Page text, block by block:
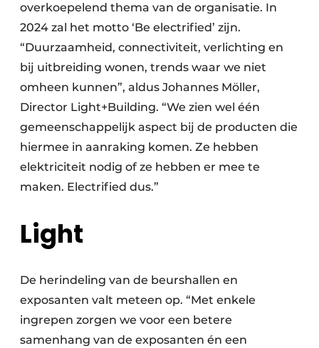
overkoepelend thema van de organisatie. In
2024 zal het motto ‘Be electrified’ zijn.
“Duurzaamheid, connectiviteit, verlichting en
bij uitbreiding wonen, trends waar we niet
omheen kunnen”, aldus Johannes Möller,
Director Light+Building. “We zien wel één
gemeenschappelijk aspect bij de producten die
hiermee in aanraking komen. Ze hebben
elektriciteit nodig of ze hebben er mee te
maken. Electrified dus.”
Light
De herindeling van de beurshallen en
exposanten valt meteen op. “Met enkele
ingrepen zorgen we voor een betere
samenhang van de exposanten én een